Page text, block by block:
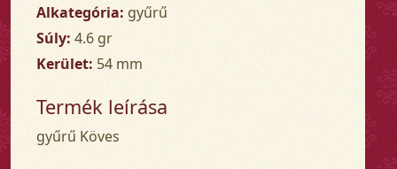
Alkategória: gyűrű
Súly: 4.6 gr
Kerület: 54 mm
Termék leírása
gyűrű Köves